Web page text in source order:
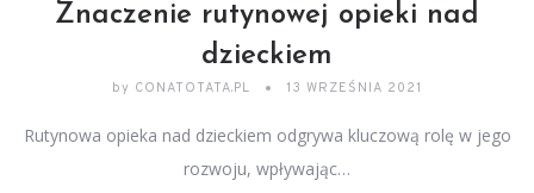
Znaczenie rutynowej opieki nad
dzieckiem
by CONATOTATA.PL 13 WRZEŚNIA 2021
Rutynowa opieka nad dzieckiem odgrywa kluczową rolę w jego
rozwoju, wpływając…